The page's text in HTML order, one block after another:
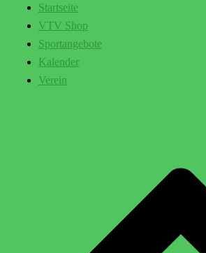
Startseite
VTV Shop
Sportangebote
Kalender
Verein